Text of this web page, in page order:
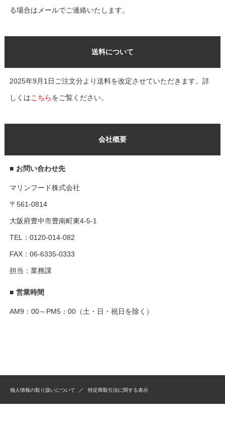
る場合はメールでご連絡いたします。
会社概要
■ お問い合わせ先
マリンフード株式会社
〒561-0814
大阪府豊中市豊南町東4-5-1
TEL：0120-014-082
FAX：06-6335-0333
担当：業務課
■ 営業時間
AM9：00～PM5：00（土・日・祝日を除く）
送料について
2025年9月1日ご注文分より送料を改定させていただきます。詳
しくはこちらをご覧ください。
個人情報の取り扱いについて 特定商取引法に関する表示